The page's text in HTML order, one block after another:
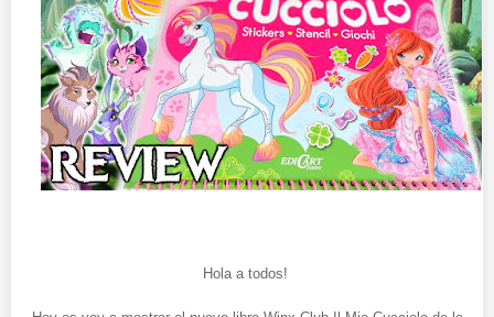
Hola a todos!